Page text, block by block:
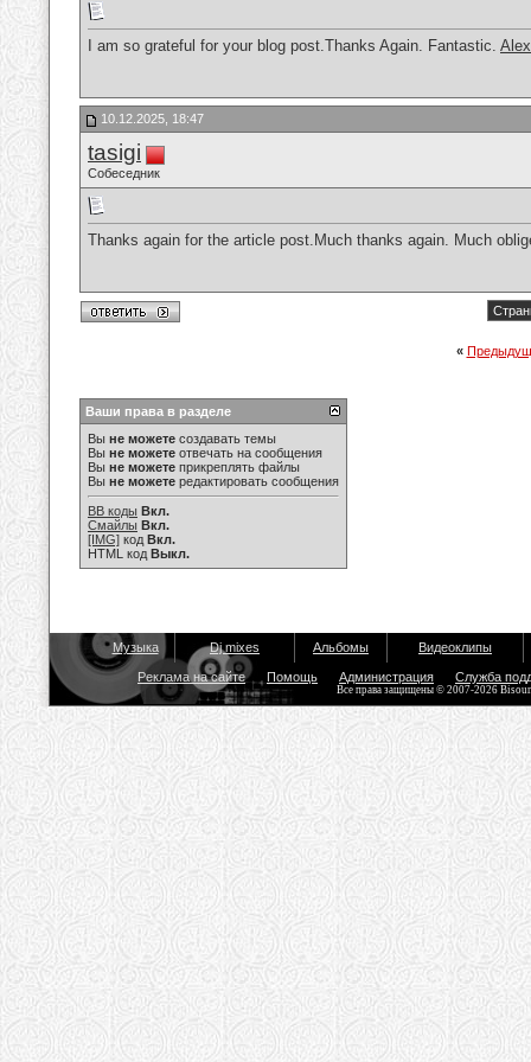
I am so grateful for your blog post.Thanks Again. Fantastic.
10.12.2025, 18:47
tasigi
Собеседник
Thanks again for the article post.Much thanks again. Much
«
Ваши права в разделе
Вы не можете создавать темы
Вы не можете отвечать на сообщения
Вы не можете прикреплять файлы
Вы не можете редактировать сообщения
BB коды Вкл.
Смайлы Вкл.
[IMG] код Вкл.
HTML код Выкл.
Музыка Dj mixes Альбомы Видеоклипы
Реклама на сайте Помощь Администрация Служба
Все права защищены © 2007-2026